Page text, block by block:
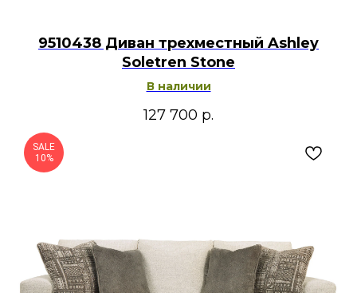
9510438 Диван трехместный Ashley
Soletren Stone
В наличии
127 700 р.
SALE
10%